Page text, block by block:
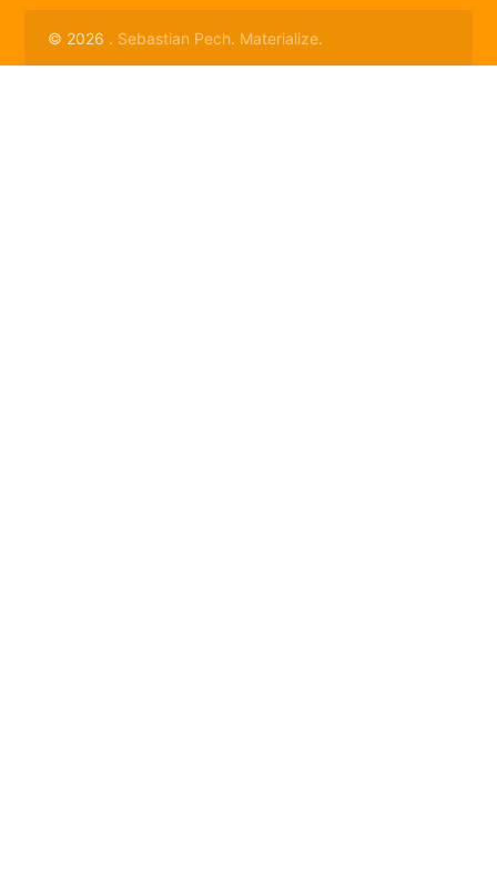
© 2026 . Sebastian Pech. Materialize.